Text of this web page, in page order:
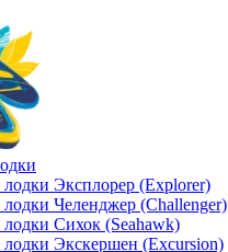
Эксплорер (Explorer)
Челенджер (Challenger)
Сихок (Seahawk)
Экскершен (Excursion)